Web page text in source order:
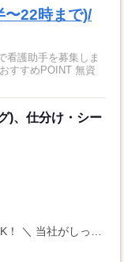
〜22時まで)/
看護助手を募集しま
すすめPOINT 無資
)、仕分け・シー
／ お休みは自分自身で 交渉しなくてOK！ ＼ 当社がしっかりサポートします◎ 【土日祝休み】 ＊希望休日も相談OK 長期休暇あり 年間休日120日以上 完全週休2日制